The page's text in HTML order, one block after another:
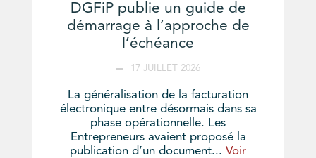
DGFiP publie un guide de
démarrage à l’approche de
l’échéance
17 JUILLET 2026
La généralisation de la facturation
électronique entre désormais dans sa
phase opérationnelle. Les
Entrepreneurs avaient proposé la
publication d’un document... Voir